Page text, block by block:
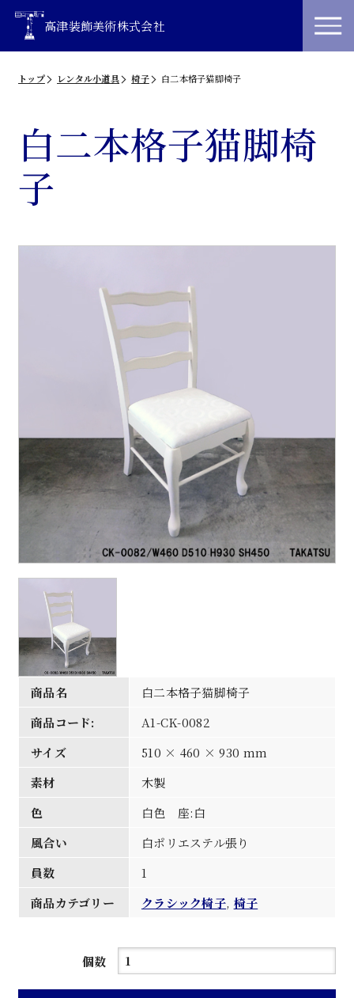
高津装飾美術株式会社
トップ レンタル小道具 椅子 白二本格子猫脚椅子
白二本格子猫脚椅
子
商品名
白二本格子猫脚椅子
商品コード:
A1-CK-0082
サイズ
510 × 460 × 930 mm
素材
木製
色
白色 座:白
風合い
白ポリエステル張り
員数
1
商品カテゴリー
クラシック椅子, 椅子
個数
白